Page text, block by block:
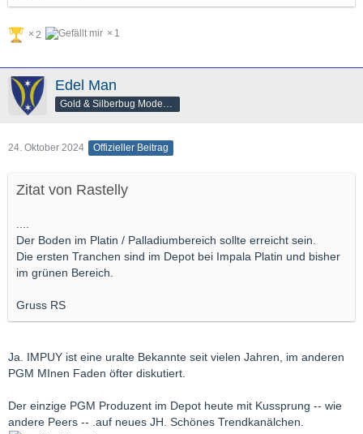
2 1
Edel Man
24. Oktober 2024 Offizieller Beitrag
Zitat von Rastelly
Der Boden im Platin / Palladiumbereich sollte erreicht sein.
Die ersten Tranchen sind im Depot bei Impala Platin und bisher
im grünen Bereich.
Gruss RS
Ja. IMPUY ist eine uralte Bekannte seit vielen Jahren, im anderen
PGM MInen Faden öfter diskutiert.
Der einzige PGM Produzent im Depot heute mit Kussprung -- wie
andere Peers -- .auf neues JH. Schönes Trendkanälchen.